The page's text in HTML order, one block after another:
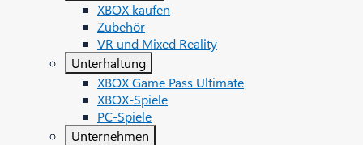
XBOX kaufen
Zubehör
VR und Mixed Reality
Unterhaltung
XBOX Game Pass Ultimate
XBOX-Spiele
PC-Spiele
Unternehmen